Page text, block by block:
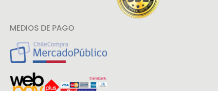
MEDIOS DE PAGO